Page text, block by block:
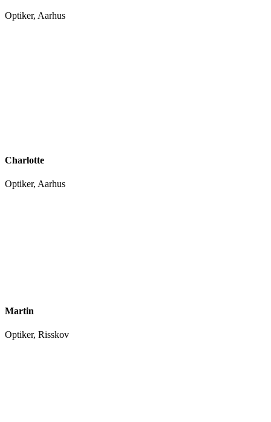
Optiker, Aarhus
Charlotte
Optiker, Aarhus
Martin
Optiker, Risskov